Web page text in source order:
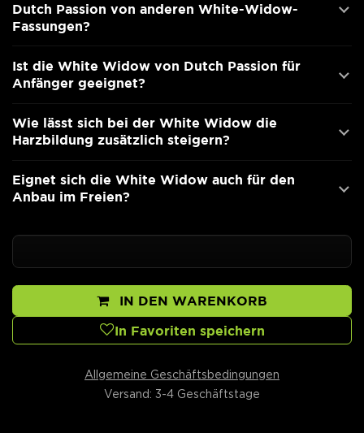
Dutch Passion von anderen White-Widow-
Fassungen?
Ist die White Widow von Dutch Passion für
Anfänger geeignet?
Wie lässt sich bei der White Widow die
Harzbildung zusätzlich steigern?
Eignet sich die White Widow auch für den
Anbau im Freien?
IN DEN WARENKORB
In Favoriten speichern
Allgemeine Geschäftsbedingungen
Versand: 3-4 Geschäftstage